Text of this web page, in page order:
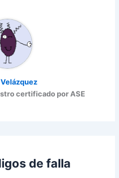
certificado por ASE
de falla